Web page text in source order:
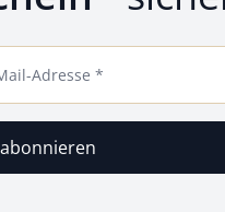
Adresse *